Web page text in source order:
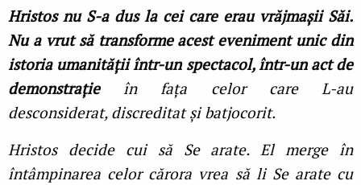
Hristos nu S-a dus la cei care erau vrăjmașii Săi.
Nu a vrut să transforme acest eveniment unic din
istoria umanităţii într-un spectacol, într-un act de
demonstraţie în faţa celor care L-au
desconsiderat, discreditat și batjocorit.
Hristos decide cui să Se arate. El merge în
întâmpinarea celor cărora vrea să li Se arate cu